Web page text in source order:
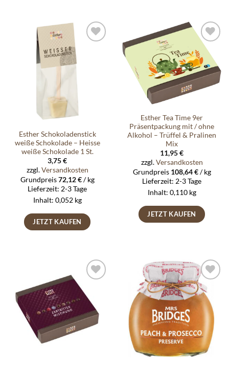
Auf die
Wunschliste
Esther Schokoladenstick
weiße Schokolade – Heisse
weiße Schokolade 1 St.
3,75€
zzgl.Versandkosten
Grundpreis72,12€/kg
Lieferzeit: 2-3 Tage
Inhalt: 0,052 kg
JETZT KAUFEN
Auf die
Wunschliste
Esther Tea Time 9er
Präsentpackung mit / ohne
Alkohol – Trüffel & Pralinen
Mix
11,95€
zzgl.Versandkosten
Grundpreis 108,64€/kg
Lieferzeit: 2-3 Tage
Inhalt: 0,110 kg
JETZT KAUFEN
Auf die
Wunschliste
Auf die
Wunschliste